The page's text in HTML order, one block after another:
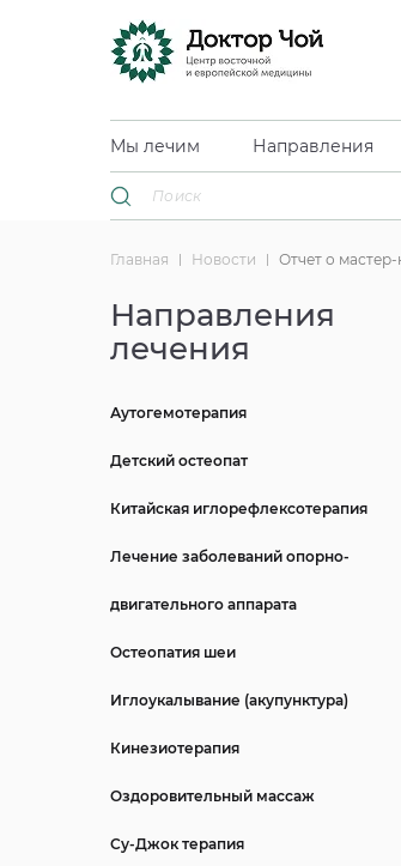
Мы лечим Направления
Главная Новости Отчет о
Направления
лечения
Аутогемотерапия
Детский остеопат
Китайская иглорефлексотерапия
Лечение заболеваний опорно-
двигательного аппарата
Остеопатия шеи
Иглоукалывание (акупунктура)
Кинезиотерапия
Оздоровительный массаж
Су-Джок терапия